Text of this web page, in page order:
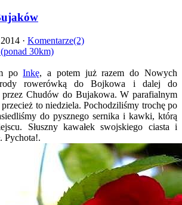
· Komentarze(2)
30km)
poInkę, a potem już razem do Nowych
rowerówką do Bojkowa i dalej do
przez Chudów do Bujakowa. W parafialnym
to niedziela. Pochodziliśmy trochę po
do pysznego sernika i kawki, którą
Słuszny kawałek swojskiego ciasta i
Pychota!.